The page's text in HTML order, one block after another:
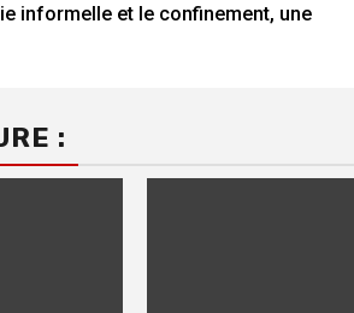
informelle et le confinement, une
: